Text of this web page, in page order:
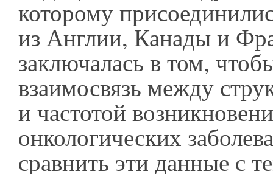
которому
из Англии, Канады и
заключалась в том,
взаимосвязь между
и частотой
онкологических
сравнить эти данные с